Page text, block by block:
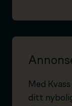
Med
ditt